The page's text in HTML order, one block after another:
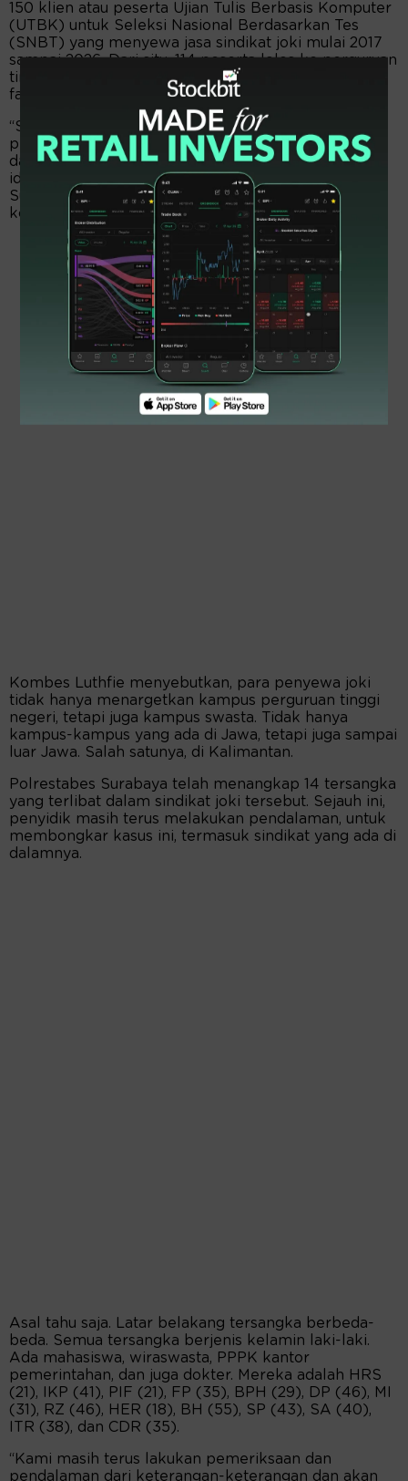
150 klien atau peserta Ujian Tulis Berbasis Komputer
(UTBK) untuk Seleksi Nasional Berdasarkan Tes
(SNBT) yang menyewa jasa sindikat joki mulai 2017
sampai 2026. Dari situ, 114 peserta lolos ke perguruan
tinggi yang dituju. Joki yang ditangkap bayarannya
fantastis, ada dokter, mahasiswa, dan PPPK.
“Sampai hari ini kami masih terus melakukan
pendalaman. Yang sudah kami temukan sejauh ini
dari data pemberi order, ada 114 orang yang
identitasnya sudah terkumpul,” kata Kapolrestabes
Surabaya, Kombes Pol Luthfie Sulistiawan dalam
konferensi pers pada Kamis (7/5/2026).
Kombes Luthfie menyebutkan, para penyewa joki
tidak hanya menargetkan kampus perguruan tinggi
negeri, tetapi juga kampus swasta. Tidak hanya
kampus-kampus yang ada di Jawa, tetapi juga sampai
luar Jawa. Salah satunya, di Kalimantan.
Polrestabes Surabaya telah menangkap 14 tersangka
yang terlibat dalam sindikat joki tersebut. Sejauh ini,
penyidik masih terus melakukan pendalaman, untuk
membongkar kasus ini, termasuk sindikat yang ada di
dalamnya.
Asal tahu saja. Latar belakang tersangka berbeda-
beda. Semua tersangka berjenis kelamin laki-laki.
Ada mahasiswa, wiraswasta, PPPK kantor
pemerintahan, dan juga dokter. Mereka adalah HRS
(21), IKP (41), PIF (21), FP (35), BPH (29), DP (46), MI
(31), RZ (46), HER (18), BH (55), SP (43), SA (40),
ITR (38), dan CDR (35).
“Kami masih terus lakukan pemeriksaan dan
pendalaman dari keterangan-keterangan dan akan